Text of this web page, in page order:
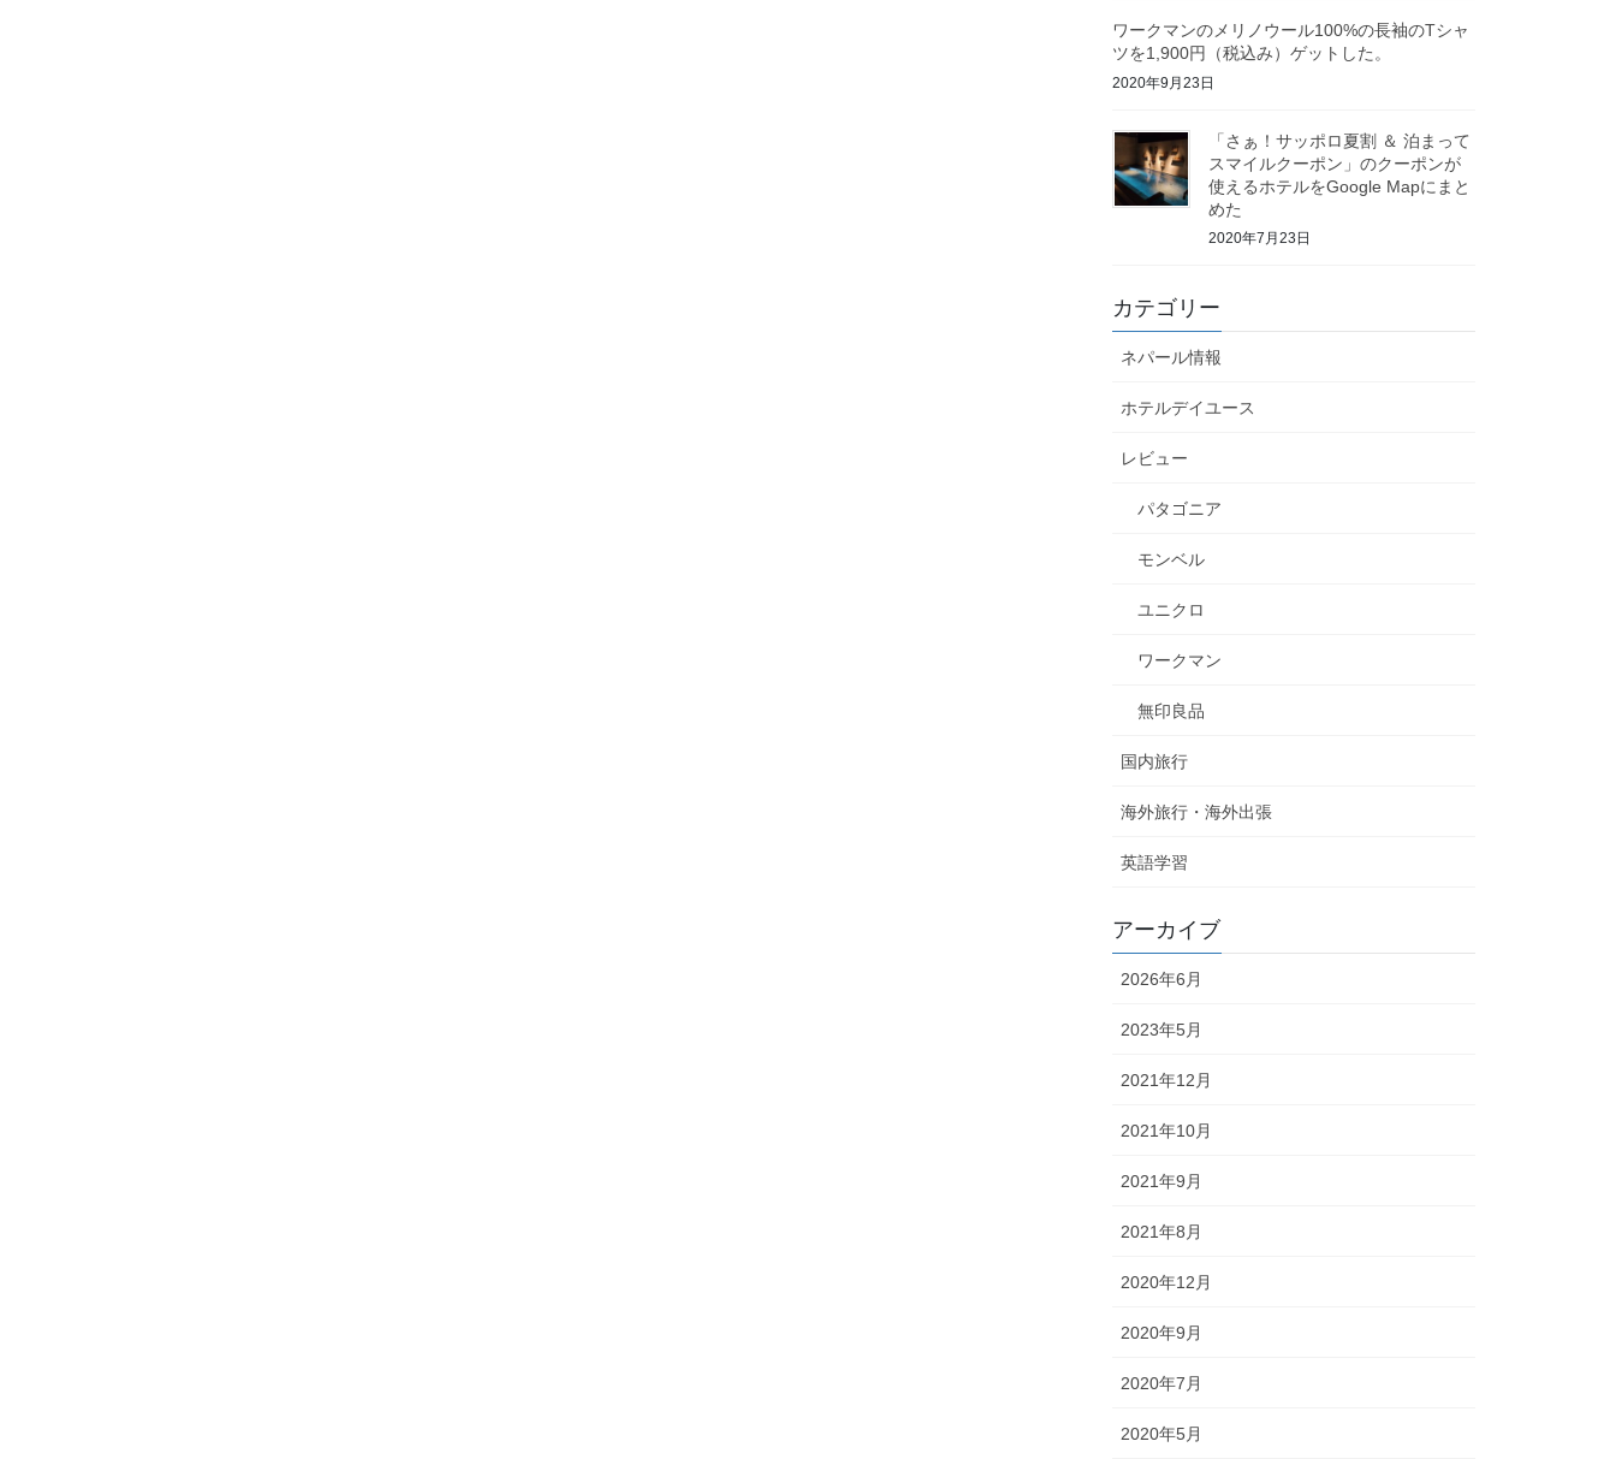
ワークマンのメリノウール100%の長袖のTシャ
ツを1,900円（税込み）ゲットした。
2020年9月23日
「さぁ！サッポロ夏割 ＆ 泊まって
スマイルクーポン」のクーポンが
使えるホテルをGoogle Mapにまと
めた
2020年7月23日
カテゴリー
ネパール情報
ホテルデイユース
レビュー
パタゴニア
モンベル
ユニクロ
ワークマン
無印良品
国内旅行
海外旅行・海外出張
英語学習
アーカイブ
2026年6月
2023年5月
2021年12月
2021年10月
2021年9月
2021年8月
2020年12月
2020年9月
2020年7月
2020年5月